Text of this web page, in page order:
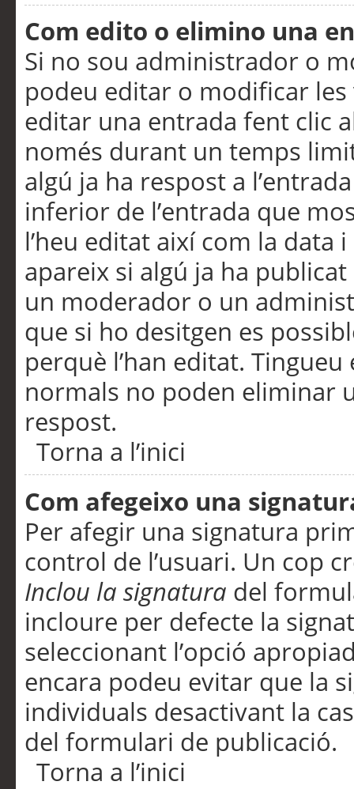
Com edito o elimino una
Si no sou administrador o
podeu editar o modificar
editar una entrada fent clic
només durant un temps
algú ja ha respost a
inferior de l’entrada que
l’heu editat així com la data
apareix si algú ja ha
un moderador o un
que si ho desitgen es
perquè l’han editat.
normals no poden eliminar
respost.
Torna a l’inici
Com afegeixo una
Per afegir una signatura
control de l’usuari. Un cop
Inclou la signatura del
incloure per defecte la
seleccionant l’opció
encara podeu evitar que la
individuals desactivant la
del formulari de publicació.
Torna a l’inici